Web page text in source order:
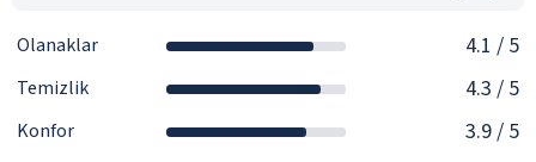
Olanaklar 4.1 / 5
Temizlik 4.3 / 5
Konfor 3.9/ 5